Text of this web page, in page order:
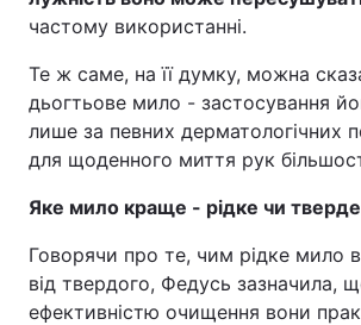
частому використанні.
Те ж саме, на її думку, можна
дьогтьове мило - застосування
лише за певних дерматологічних
для щоденного миття рук
Яке мило краще - рідке чи тверде
Говорячи про те, чим рідке мило
від твердого, Федусь зазначила,
ефективністю очищення вони